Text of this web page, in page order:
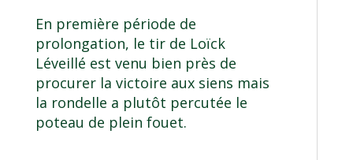
En première période de
prolongation, le tir de Loïck
Léveillé est venu bien près de
procurer la victoire aux siens mais
la rondelle a plutôt percutée le
poteau de plein fouet.